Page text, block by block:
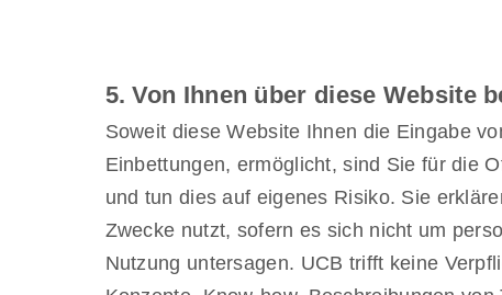
5. Von Ihnen über diese Website
Soweit diese Website Ihnen die Eingabe
Einbettungen, ermöglicht, sind Sie für die
und tun dies auf eigenes Risiko. Sie
Zwecke nutzt, sofern es sich nicht um
Nutzung untersagen. UCB trifft keine